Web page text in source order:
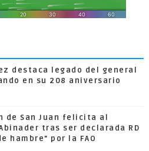
destaca legado del general
en su 208 aniversario
de San Juan felicita al
tras ser declarada RD
hambre" por la FAO